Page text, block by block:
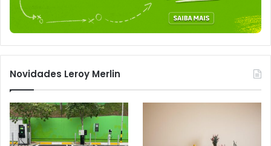
Novidades Leroy Merlin